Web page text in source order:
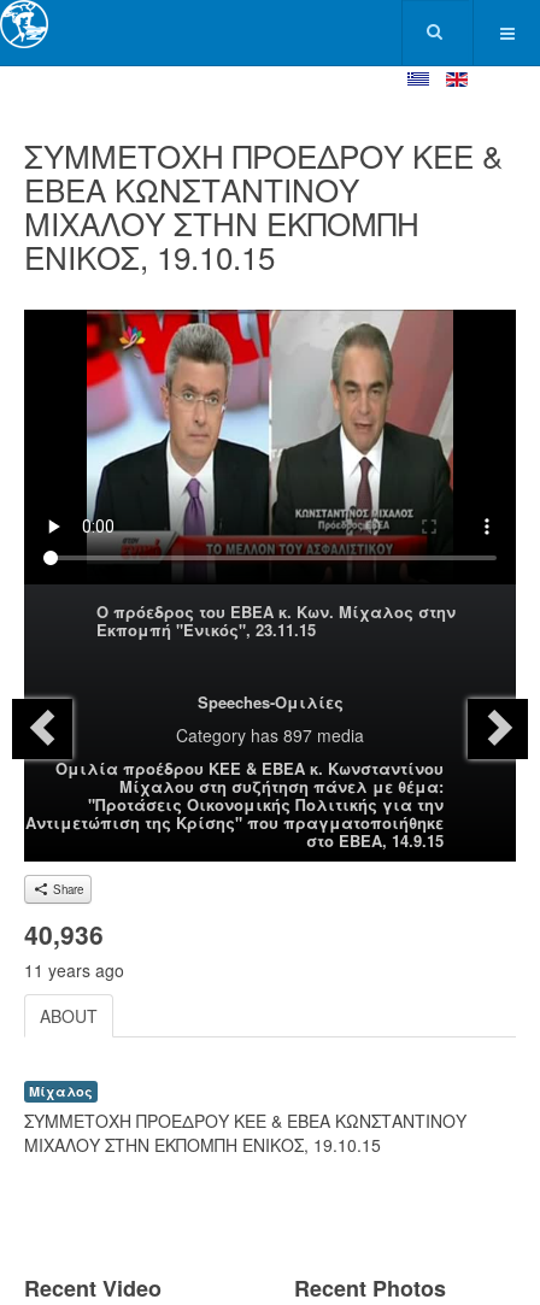
ΣΥΜΜΕΤΟΧΗ ΠΡΟΕΔΡΟΥ ΚΕΕ &
ΕΒΕΑ ΚΩΝΣΤΑΝΤΙΝΟΥ
ΜΙΧΑΛΟΥ ΣΤΗΝ ΕΚΠΟΜΠΗ
ΕΝΙΚΟΣ, 19.10.15
Ο πρόεδρος του ΕΒΕΑ κ. Κων. Μίχαλος στην
Εκπομπή "Ενικός", 23.11.15
Speeches-Ομιλίες
Category has 897 media
Ομιλία προέδρου ΚΕΕ & ΕΒΕΑ κ. Κωνσταντίνου
Μίχαλου στη συζήτηση πάνελ με θέμα:
"Προτάσεις Οικονομικής Πολιτικής για την
Αντιμετώπιση της Κρίσης" που πραγματοποιήθηκε
στο ΕΒΕΑ, 14.9.15
Share
40,936
11 years ago
ABOUT
Μίχαλος
ΣΥΜΜΕΤΟΧΗ ΠΡΟΕΔΡΟΥ ΚΕΕ & ΕΒΕΑ ΚΩΝΣΤΑΝΤΙΝΟΥ
ΜΙΧΑΛΟΥ ΣΤΗΝ ΕΚΠΟΜΠΗ ΕΝΙΚΟΣ, 19.10.15
Recent Video Recent Photos